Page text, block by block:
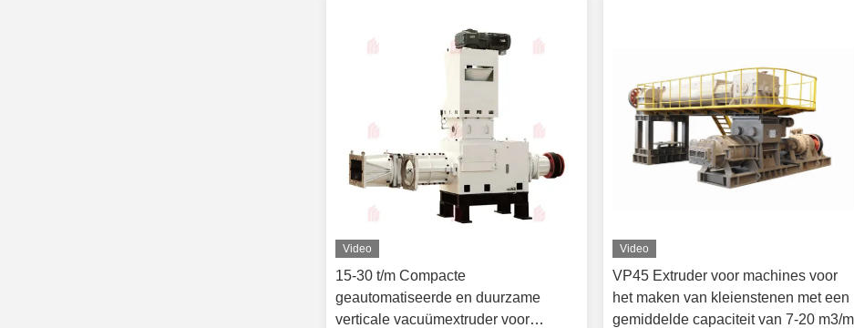
Video
15-30 t/m Compacte
geautomatiseerde en duurzame
verticale vacuümextruder voor
Video
VP45 Extruder voor machines voor
het maken van kleienstenen met een
gemiddelde capaciteit van 7-20 m3/m